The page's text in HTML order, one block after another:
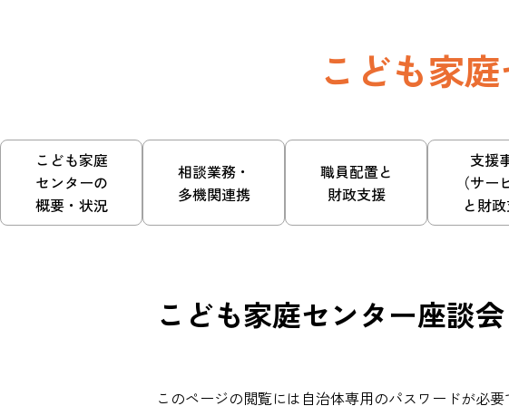
こども家
こども家庭
センターの
概要・状況
相談業務・
多機関連携
職員配置と
財政支援
支援
（サー
と財
こども家庭センター座談会
このページの閲覧には自治体専用のパスワードが必要